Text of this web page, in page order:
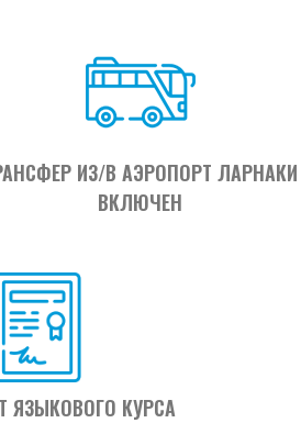
ИЗ/В АЭРОПОРТ ЛАРНАКИ
ВКЛЮЧЕН
ЯЗЫКОВОГО КУРСА